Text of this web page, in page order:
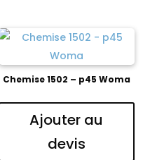
Chemise 1502 – p45 Woma
Ajouter au
devis